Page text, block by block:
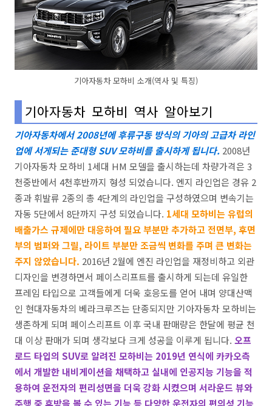
기아자동차 모하비 소개(역사 및 특징)
기아자동차 모하비 역사 알아보기
기아자동차에서 2008년에 후류구동 방식의 기아의 고급차 라인
업에 서게되는 준대형 SUV 모하비를 출시하게 됩니다. 2008년
기아자동차 모하비 1세대 HM 모델을 출시하는데 차량가격은 3
천중반에서 4천후반까지 형성 되었습니다. 엔지 라인업은 경유 2
종과 휘발류 2종의 총 4단계의 라인업을 구성하였으며 변속기는
자동 5단에서 8단까지 구성 되었습니다. 1세대 모하비는 유럽의
배출가스 규제에만 대응하여 필요 부분만 추가하고 전면부, 후면
부의 범퍼와 그릴, 라이트 부분만 조금씩 변화를 주며 큰 변화는
주지 않았습니다. 2016년 2월에 엔진 라인업을 재정비하고 외관
디자인을 변경하면서 페이스리프트를 출시하게 되는데 유일한
프레임 타입으로 고객들에게 더욱 호응도를 얻어 내며 양대산맥
인 현대자동차의 베라크루즈는 단종되지만 기아자동차 모하비는
생존하게 되며 페이스리프트 이후 국내 판매량은 한달에 평균 천
대 이상 판매가 되며 생각보다 크게 성공을 이루게 됩니다. 오프
로드 타입의 SUV로 알려진 모하비는 2019년 연식에 카카오측
에서 개발한 내비게이션을 채택하고 실내에 인공지능 기능을 적
용하여 운전자의 편리성면을 더욱 강화 시켰으며 서라운드 뷰와
주행 중 후방을 볼 수 있는 기능 등 다양한 운전자의 편의성 기능